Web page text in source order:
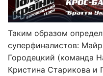
Таким образом
суперфиналистов:
Городецкий (команда
Кристина Старикова и